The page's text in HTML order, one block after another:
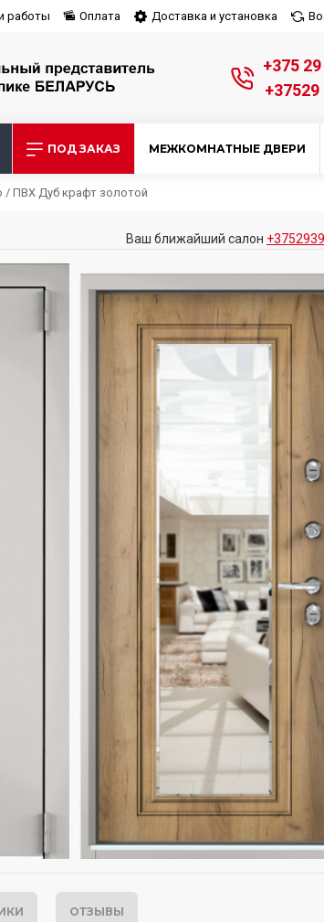
работы Оплата Доставка и установка
+375
+37529
ПОД ЗАКАЗ МЕЖКОМНАТНЫЕ ДВЕРИ
/ ПВХ Дуб крафт золотой
Ваш ближайший салон
ОТЗЫВЫ